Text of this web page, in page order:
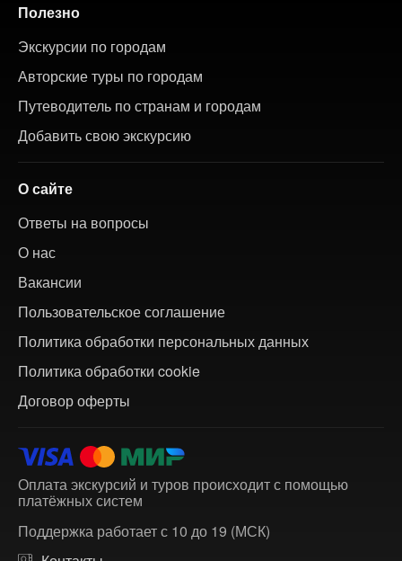
Полезно
Экскурсии по городам
Авторские туры по городам
Путеводитель по странам и городам
Добавить свою экскурсию
О сайте
Ответы на вопросы
О нас
Вакансии
Пользовательское соглашение
Политика обработки персональных данных
Политика обработки cookie
Договор оферты
Оплата экскурсий и туров происходит с помощью
платёжных систем
Поддержка работает с 10 до 19 (МСК)